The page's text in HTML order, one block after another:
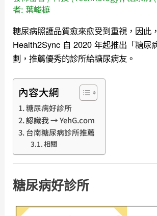
者: 葉峻榳
糖尿病照護品質愈來愈受到重視，因此
Health2Sync 自 2020 年起推出「糖尿
劃，推薦優秀的診所給糖尿病友。
內容大綱
糖尿病好診所
認識我 → YehG.com
台南糖尿病診所推薦
相關
糖尿病好診所